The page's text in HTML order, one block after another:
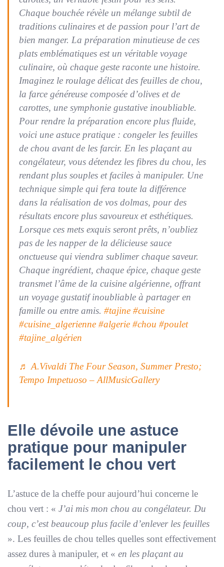
Chaque bouchée révèle un mélange subtil de
traditions culinaires et de passion pour l’art de
bien manger. La préparation minutieuse de ces
plats emblématiques est un véritable voyage
culinaire, où chaque geste raconte une histoire.
Imaginez le roulage délicat des feuilles de chou,
la farce généreuse composée d’olives et de
carottes, une symphonie gustative inoubliable.
Pour rendre la préparation encore plus fluide,
voici une astuce pratique : congeler les feuilles
de chou avant de les farcir. En les plaçant au
congélateur, vous détendez les fibres du chou, les
rendant plus souples et faciles à manipuler. Une
technique simple qui fera toute la différence
dans la réalisation de vos dolmas, pour des
résultats encore plus savoureux et esthétiques.
Lorsque ces mets exquis seront prêts, n’oubliez
pas de les napper de la délicieuse sauce
onctueuse qui viendra sublimer chaque saveur.
Chaque ingrédient, chaque épice, chaque geste
transmet l’âme de la cuisine algérienne, offrant
un voyage gustatif inoubliable à partager en
famille ou entre amis. #tajine #cuisine
#cuisine_algerienne #algerie #chou #poulet
#tajine_algérien
♬ A.Vivaldi The Four Season, Summer Presto;
Tempo Impetuoso – AllMusicGallery
Elle dévoile une astuce
pratique pour manipuler
facilement le chou vert
L’astuce de la cheffe pour aujourd’hui concerne le
chou vert : « J’ai mis mon chou au congélateur. Du
coup, c’est beaucoup plus facile d’enlever les feuilles
». Les feuilles de chou telles quelles sont effectivement
assez dures à manipuler, et « en les plaçant au